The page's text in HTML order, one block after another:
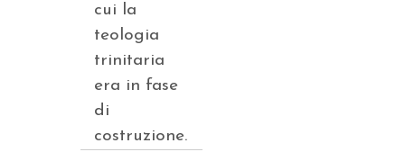
cui la
teologia
trinitaria
era in fase
di
costruzione.